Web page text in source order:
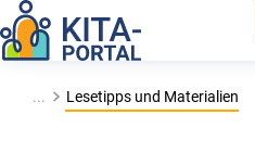
... Lesetipps und Materialien